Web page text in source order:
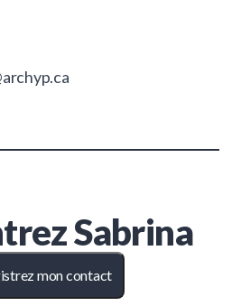
Sabrina
mon contact